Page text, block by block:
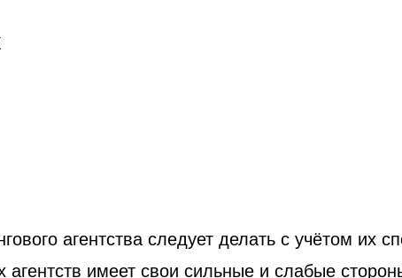
агентства следует делать с учётом их
агентств имеет свои сильные и слабые